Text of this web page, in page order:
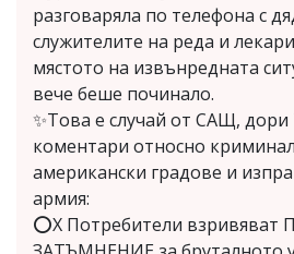
разговаряла по телефона с
служителите на реда и
мястото на извънредната
вече беше починало.
✨Това е случай от САЩ,
коментари относно
американски градове и
армия:
⭕X Потребители